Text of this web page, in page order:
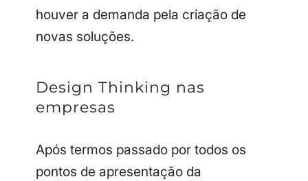
houver a demanda pela criação de
novas soluções.
Design Thinking nas
empresas
Após termos passado por todos os
pontos de apresentação da